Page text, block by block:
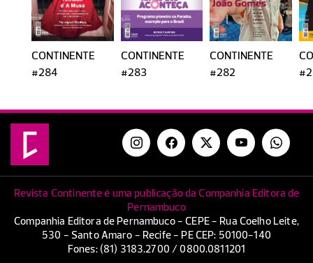
CONTINENTE
#284
CONTINENTE
#283
CONTINENTE
#282
Revista Continente é uma publicação da Companhia Editora de
Pernambuco
Companhia Editora de Pernambuco - CEPE - Rua Coelho Leite,
530 - Santo Amaro - Recife - PE CEP: 50100-140
Fones: (81) 3183.2700 / 0800.0811201